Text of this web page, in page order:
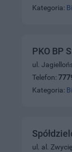
Kategoria:
PKO BP
ul.
Telefon:
Kategoria:
ul. al.